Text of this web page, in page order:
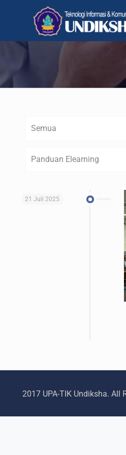
Semua
Panduan Elearning
21 Juli 2025
2017 UPA-TIK Undiksha. All